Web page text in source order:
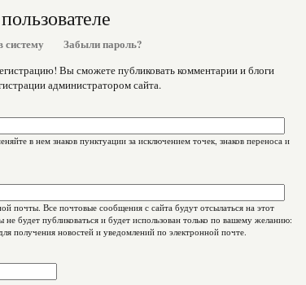
систему
Забыли пароль?
Вы сможете публиковать комментарии и блоги
администратором сайта.
в нем знаков пунктуации за исключением точек, знаков переноса и
почты. Все почтовые сообщения с сайта будут отсылаться на этот
будет публиковаться и будет использован только по вашему желанию:
получения новостей и уведомлений по электронной почте.